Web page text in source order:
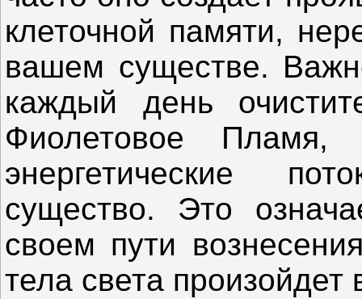
клеточной памяти,
вашем существе.
каждый день
Фиолетовое
энергетические
существо. Это
своем пути
тела света произойдет